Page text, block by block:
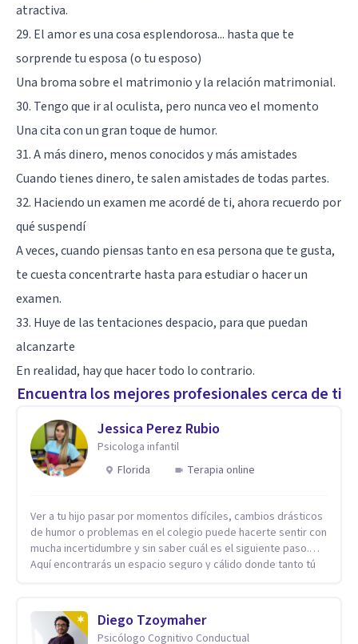
atractiva.
29. El amor es una cosa esplendorosa... hasta que te
sorprende tu esposa (o tu esposo)
Una broma sobre el matrimonio y la relación matrimonial.
30. Tengo que ir al oculista, pero nunca veo el momento
Una cita con un gran toque de humor.
31. A más dinero, menos conocidos y más amistades
Cuando tienes dinero, te salen amistades de todas partes.
32. Haciendo un examen me acordé de ti, ahora recuerdo por
qué suspendí
A veces, cuando piensas tanto en esa persona que te gusta,
te cuesta concentrarte hasta para estudiar o hacer un
examen.
33. Huye de las tentaciones despacio, para que puedan
alcanzarte
En realidad, hay que hacer todo lo contrario.
Encuentra los mejores profesionales cerca de ti
Jessica Perez Rubio
Psicologa infantil
Florida
Terapia online
Ver a tu hijo pasar por momentos difíciles, cambios drásticos
de humor o problemas en el colegio puede hacerte sentir con
mucha incertidumbre y sin saber cuál es el siguiente paso.
Aquí encontrarás un espacio seguro y cálido donde tanto tú
casa. Me especializo en guiar a familias a través de
herramientas prácticas y dinámicas adaptadas a la edad de
Diego Tzoymaher
Psicólogo Cognitivo Conductual